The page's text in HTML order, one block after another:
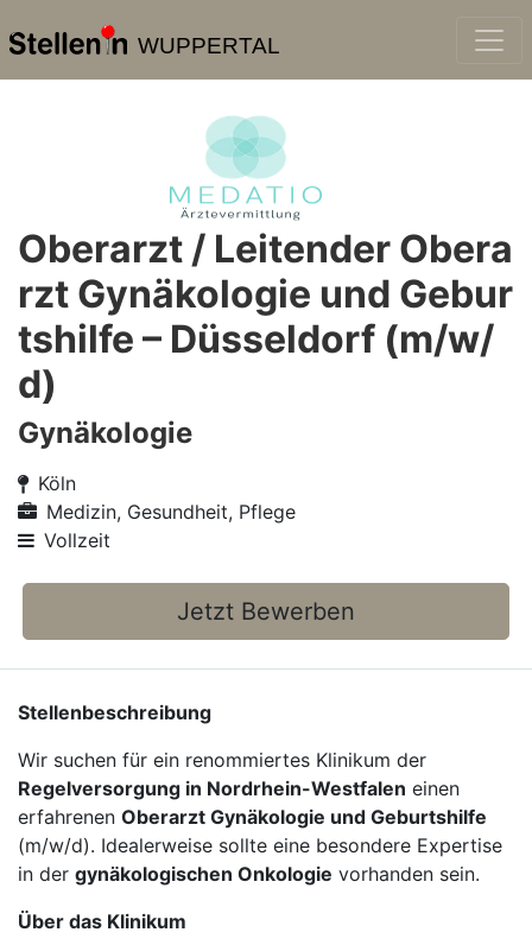
WUPPERTAL
Oberarzt / Leitender Obera
rzt Gynäkologie und Gebur
tshilfe – Düsseldorf (m/w/
d)
Gynäkologie
Köln
Medizin, Gesundheit, Pflege
Vollzeit
Jetzt Bewerben
Stellenbeschreibung
Wir suchen für ein renommiertes Klinikum der
Regelversorgung in Nordrhein-Westfalen einen
erfahrenen Oberarzt Gynäkologie und Geburtshilfe
(m/w/d). Idealerweise sollte eine besondere Expertise
in der gynäkologischen Onkologie vorhanden sein.
Über das Klinikum